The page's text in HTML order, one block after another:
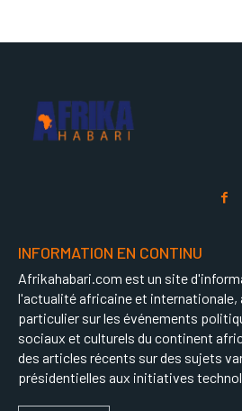
INFORMATION EN CONTINU
Afrikahabari.com est un site
l'actualité africaine et internationale,
particulier sur les événements
sociaux et culturels du continent
des articles récents sur des sujets
présidentielles aux initiatives